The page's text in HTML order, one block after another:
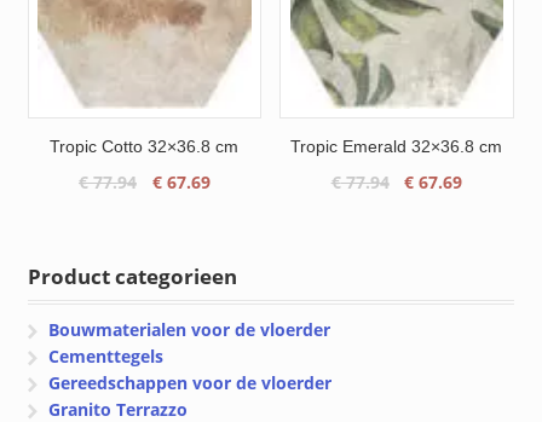
Tropic Cotto 32×36.8 cm
€77.94
Oorspronkelijke
€67.69Huidige
Tropic Emerald 32×36.8 cm
€77.94
Oorspronkelijke
€ 67.69Huidige
Product categorieen
Bouwmaterialen voor de vloerder
Cementtegels
Gereedschappen voor de vloerder
Granito Terrazzo